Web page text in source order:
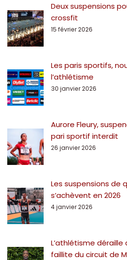
Deux suspensions
crossfit
15 février 2026
Les paris sportifs,
l’athlétisme
30 janvier 2026
Aurore Fleury,
pari sportif interdit
26 janvier 2026
Les suspensions de
s’achèvent en 2026
4 janvier 2026
L’athlétisme déraille
faillite du circuit de